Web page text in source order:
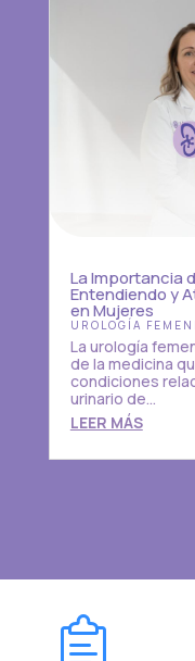
La Importancia
Entendiendo y
en Mujeres
UROLOGÍA
La urología
de la medicina
condiciones
urinario de...
LEER MÁS